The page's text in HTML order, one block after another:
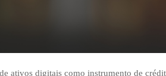
ativos digitais como instrumento de